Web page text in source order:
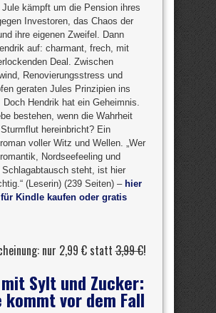
kämpft um die Pension ihres
Investoren, das Chaos der
ihre eigenen Zweifel. Dann
auf: charmant, frech, mit
Deal. Zwischen
Renovierungsstress und
geraten Jules Prinzipien ins
Doch Hendrik hat ein Geheimnis.
bestehen, wenn die Wahrheit
hereinbricht? Ein
voller Witz und Wellen. „Wer
Nordseefeeling und
Schlagabtausch steht, ist hier
(Leserin) (239 Seiten) – hier
Kindle kaufen oder gratis
nur 2,99 € statt3,99 €!
Sylt und Zucker:
kommt vor dem Fall